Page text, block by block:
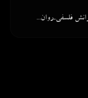
فلسفی‌ـ‌روان‌...